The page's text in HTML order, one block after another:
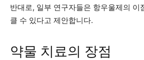
반대로, 일부 연구자들은 항우울제의 이
클 수 있다고 제안합니다.
약물 치료의 장점